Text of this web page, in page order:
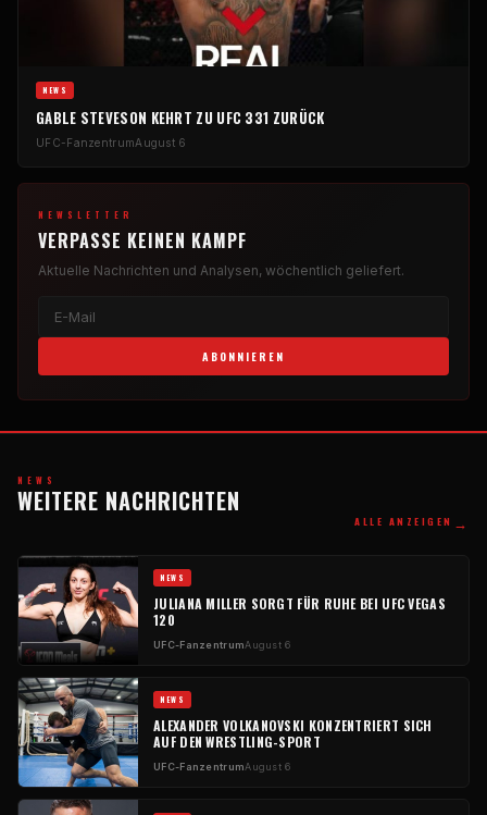
NEWS
GABLE STEVESON KEHRT ZU UFC 331 ZURÜCK
UFC-FanzentrumAugust 6
NEWSLETTER
VERPASSE KEINEN KAMPF
Aktuelle Nachrichten und Analysen, wöchentlich geliefert.
ABONNIEREN
NEWS
WEITERE NACHRICHTEN
ALLE ANZEIGEN →
NEWS
JULIANA MILLER SORGT FÜR RUHE BEI UFC VEGAS
120
UFC-FanzentrumAugust 6
NEWS
ALEXANDER VOLKANOVSKI KONZENTRIERT SICH
AUF DEN WRESTLING-SPORT
UFC-FanzentrumAugust 6